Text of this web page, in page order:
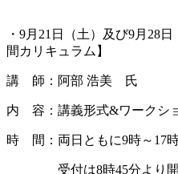
・9月21日（土）及び9月28
間カリキュラム】
講 師：阿部 浩美 氏
内 容：講義形式&ワークシ
時 間：両日ともに9時～17
受付は8時45分より